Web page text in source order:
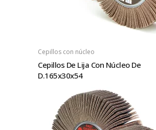
Cepillos con núcleo
Cepillos De Lija Con Núcleo De
D.165x30x54